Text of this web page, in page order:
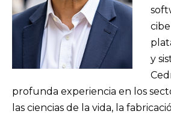
y
profunda experiencia en los
las ciencias de la vida, la